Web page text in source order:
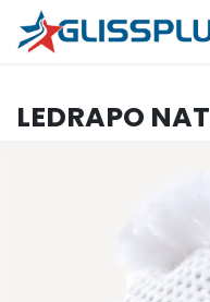
Se rendre au contenu
LEDRAPO